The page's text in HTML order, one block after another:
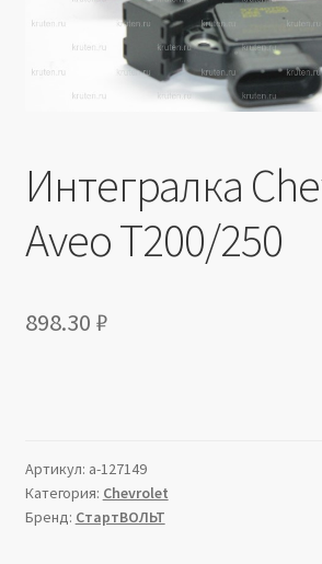
Юридические данные
Интегралка
Aveo T200/250
898.30 ₽
Артикул: a-127149
Категория: Chevrolet
Бренд: СтартВОЛЬТ